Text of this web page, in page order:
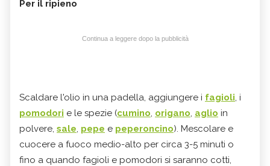
Per il ripieno
Continua a leggere dopo la pubblicità
Scaldare l'olio in una padella, aggiungere i fagioli, i
pomodori e le spezie (cumino, origano, aglio in
polvere, sale, pepe e peperoncino). Mescolare e
cuocere a fuoco medio-alto per circa 3-5 minuti o
fino a quando fagioli e pomodori si saranno cotti,